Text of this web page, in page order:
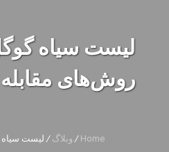
لیست سیاه
روش‌های مقابله
Home
/ وبلاگ / لیست سیاه